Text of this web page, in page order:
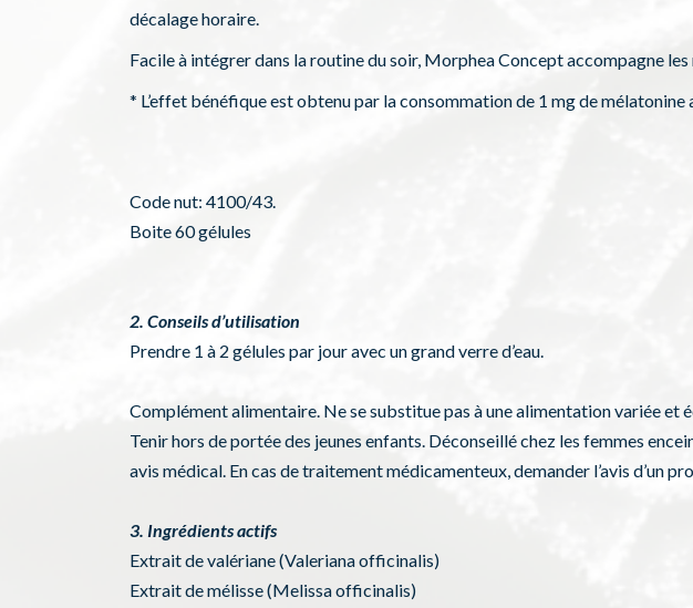
décalage horaire.
Facile à intégrer dans la routine du soir, Morphea Concept accompagne
* L’effet bénéfique est obtenu par la consommation de 1 mg de mélatonine
Code nut: 4100/43.
Boite 60 gélules
2. Conseils d’utilisation
Prendre 1 à 2 gélules par jour avec un grand verre d’eau.
Complément alimentaire. Ne se substitue pas à une alimentation variée et
Tenir hors de portée des jeunes enfants. Déconseillé chez les femmes
avis médical. En cas de traitement médicamenteux, demander l’avis d’un
3. Ingrédients actifs
Extrait de valériane (Valeriana officinalis)
Extrait de mélisse (Melissa officinalis)